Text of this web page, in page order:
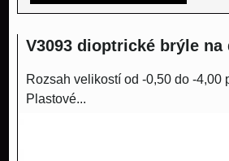
V3093 dioptrické brýle na
Rozsah velikostí od -0,50 do -4,00
Plastové...